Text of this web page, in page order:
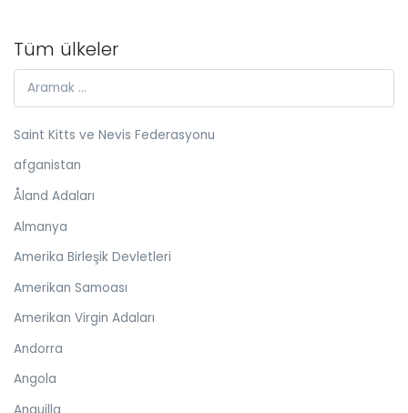
Tüm ülkeler
Saint Kitts ve Nevis Federasyonu
afganistan
Åland Adaları
Almanya
Amerika Birleşik Devletleri
Amerikan Samoası
Amerikan Virgin Adaları
Andorra
Angola